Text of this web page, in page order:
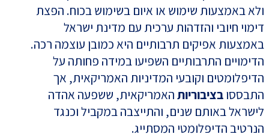
ולא באמצעות שימוש או איום בשימוש בכוח. הפצת
דימוי חיובי והזדהות ערכית עם מדינת ישראל
באמצעות אפיקים תרבותיים היא כמובן עוצמה רכה.
הדימויים התרבותיים השפיעו במידה פחותה על
הדיפלומטים וקובעי המדיניות האמריקאית, אך
התבססובציבוריותהאמריקאית, ששפעה אהדה
לישראל באותם שנים, והתייצבה במקביל וכנגד
הנרטיב הדיפלומטי המסתייג.